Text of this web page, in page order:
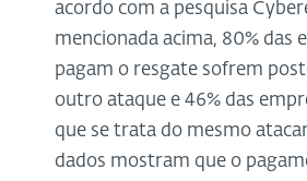
acordo com a pesquisa
mencionada acima, 80% das
pagam o resgate sofrem
outro ataque e 46% das
que se trata do mesmo
dados mostram que o